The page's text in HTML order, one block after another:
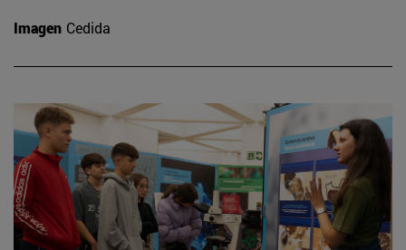
Imagen Cedida